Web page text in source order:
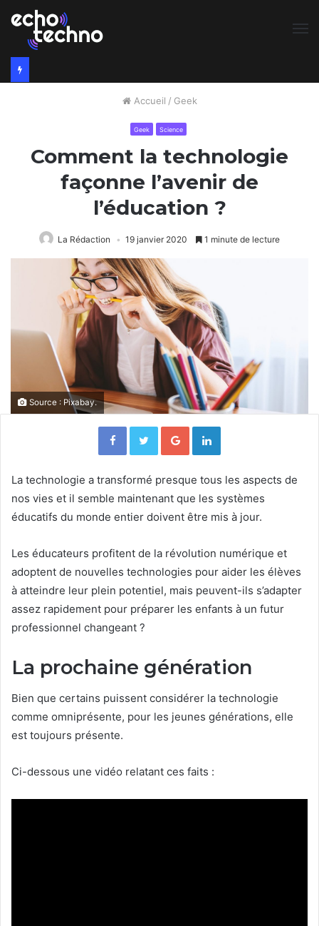
Accueil / Geek
Geek Science
Comment la technologie
façonne l’avenir de
l’éducation ?
La Rédaction 19 janvier 2020 1 minute de lecture
Source : Pixabay.
FacebookTwitterGoogle+Linkedin
La technologie a transformé presque tous les aspects de
nos vies et il semble maintenant que les systèmes
éducatifs du monde entier doivent être mis à jour.
Les éducateurs profitent de la révolution numérique et
adoptent de nouvelles technologies pour aider les élèves
à atteindre leur plein potentiel, mais peuvent-ils s’adapter
assez rapidement pour préparer les enfants à un futur
professionnel changeant ?
La prochaine génération
Bien que certains puissent considérer la technologie
comme omniprésente, pour les jeunes générations, elle
est toujours présente.
Ci-dessous une vidéo relatant ces faits :